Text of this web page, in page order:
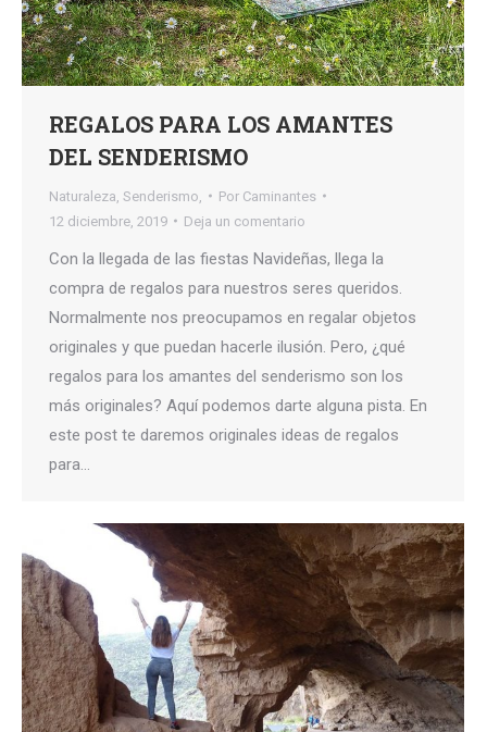
REGALOS PARA LOS AMANTES
DEL SENDERISMO
Naturaleza Senderismo, Por Caminantes
12 diciembre, 2019
Deja un comentario
Con la llegada de las fiestas Navideñas, llega la
compra de regalos para nuestros seres queridos.
Normalmente nos preocupamos en regalar objetos
originales y que puedan hacerle ilusión. Pero, ¿qué
regalos para los amantes del senderismo son los
más originales? Aquí podemos darte alguna pista. En
este post te daremos originales ideas de regalos
para…